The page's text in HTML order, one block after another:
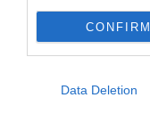
CONFIRM
Data Deletion
+421 51 7480 465
mihelic@regada.sk
zamówienie